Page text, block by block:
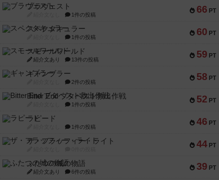
66 PT
ブラヴェスト
1件の投稿
60 PT
スペクタキュラー
1件の投稿
59 PT
スモールワールド
紹介文あり 13件の投稿
58 PT
ギャンブラー
2件の投稿
52 PT
Bitter End ブタペスト救出作戦
1件の投稿
46 PT
ラピード
1件の投稿
44 PT
ザ・フラッフィー・ライト
39 PT
ふたつの城の物語
紹介文あり 6件の投稿